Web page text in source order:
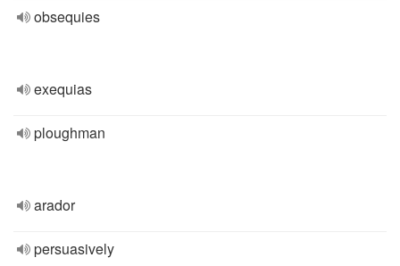
obsequies
exequias
ploughman
arador
persuasively